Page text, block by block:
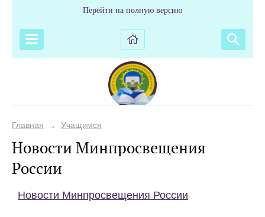
Перейти на полную версию
Главная → Учащимся
Новости Минпросвещения
России
Новости Минпросвещения России